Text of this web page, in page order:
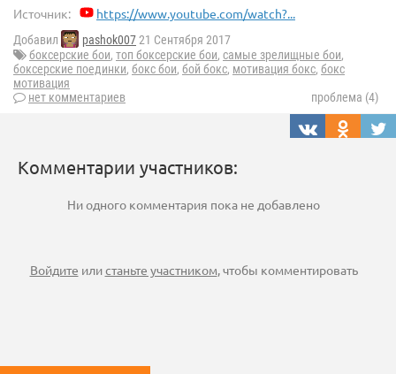
Источник: https://www.youtube.com/watch?...
Добавил pashok00721 Сентября 2017
боксерские бои, топ боксерские бои, самые зрелищные бои,
боксерские поединки, бокс бои, бой бокс, мотивация бокс, бокс
мотивация
нет комментариев
проблема (4)
Комментарии участников:
Ни одного комментария пока не добавлено
Войдите илистаньте участником, чтобы комментировать